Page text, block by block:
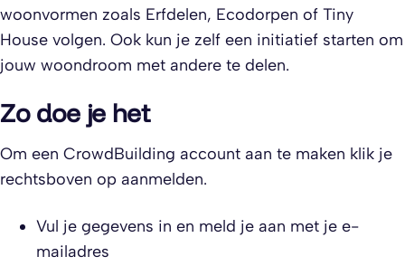
woonvormen zoals Erfdelen, Ecodorpen of Tiny
House volgen. Ook kun je zelf een initiatief starten om
jouw woondroom met andere te delen.
Zo doe je het
Om een CrowdBuilding account aan te maken klik je
rechtsboven op aanmelden.
Vul je gegevens in en meld je aan met je e-
mailadres